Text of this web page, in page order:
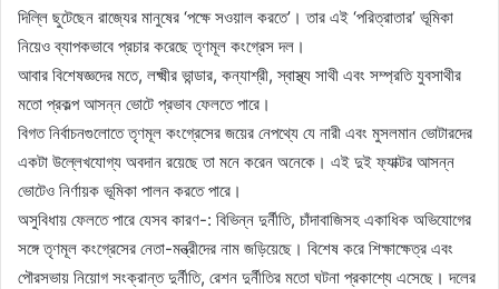
দিল্লি ছুটেছেন রাজ্যের মানুষের ‘পক্ষে সওয়াল করতে’। তার এই ‘পরিত্রাতার’ ভূমিকা
নিয়েও ব্যাপকভাবে প্রচার করেছে তৃণমূল কংগ্রেস দল।
আবার বিশেষজ্ঞদের মতে, লক্ষ্মীর ভান্ডার, কন্যাশ্রী, স্বাস্থ্য সাথী এবং সম্প্রতি যুবসাথীর
মতো প্রকল্প আসন্ন ভোটে প্রভাব ফেলতে পারে।
বিগত নির্বাচনগুলোতে তৃণমূল কংগ্রেসের জয়ের নেপথ্যে যে নারী এবং মুসলমান ভোটারদের
একটা উল্লেখযোগ্য অবদান রয়েছে তা মনে করেন অনেকে। এই দুই ফ্যাক্টর আসন্ন
ভোটেও নির্ণায়ক ভূমিকা পালন করতে পারে।
অসুবিধায় ফেলতে পারে যেসব কারণ-: বিভিন্ন দুর্নীতি, চাঁদাবাজিসহ একাধিক অভিযোগের
সঙ্গে তৃণমূল কংগ্রেসের নেতা-মন্ত্রীদের নাম জড়িয়েছে। বিশেষ করে শিক্ষাক্ষেত্র এবং
পৌরসভায় নিয়োগ সংক্রান্ত দুর্নীতি, রেশন দুর্নীতির মতো ঘটনা প্রকাশ্যে এসেছে। দলের